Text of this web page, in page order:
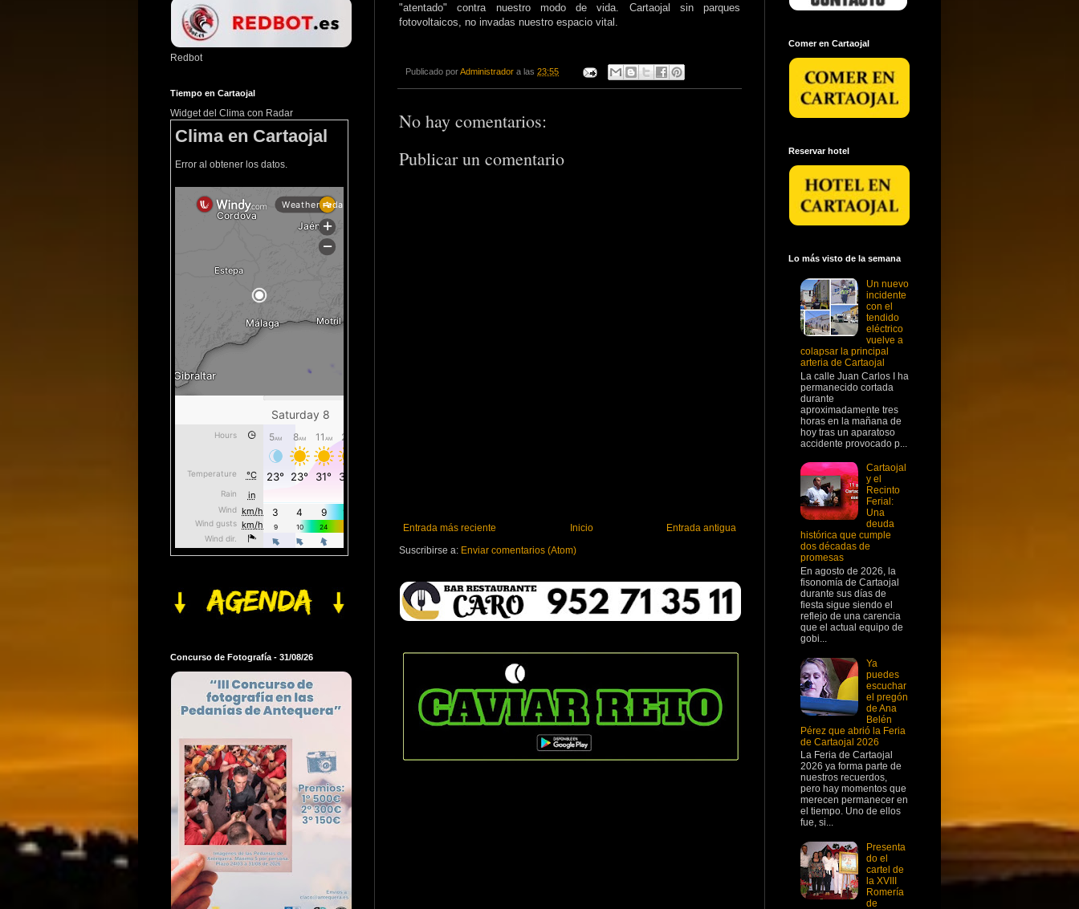
"atentado" contra nuestro modo de vida. Cartaojal sin parques
fotovoltaicos, no invadas nuestro espacio vital.
Publicado porAdministrador a las 23:55
No hay comentarios:
Publicar un comentario
Entrada más reciente Entrada antigua
Inicio
Suscribirse a: Enviar comentarios (Atom)
Redbot
Tiempo en Cartaojal
Widget del Clima con Radar
Clima en Cartaojal
Error al obtener los datos.
Concurso de Fotografía - 31/08/26
Comer en Cartaojal
Reservar hotel
Lo más visto de la semana
Un nuevo
incidente
con el
tendido
eléctrico
vuelve a
colapsar la principal
arteria de Cartaojal
La calle Juan Carlos I ha
permanecido cortada
durante
aproximadamente tres
horas en la mañana de
hoy tras un aparatoso
accidente provocado p...
Cartaojal
y el
Recinto
Ferial:
Una
deuda
histórica que cumple
dos décadas de
promesas
En agosto de 2026, la
fisonomía de Cartaojal
durante sus días de
fiesta sigue siendo el
reflejo de una carencia
que el actual equipo de
gobi...
Ya
puedes
escuchar
el pregón
de Ana
Belén
Pérez que abrió la Feria
de Cartaojal 2026
La Feria de Cartaojal
2026 ya forma parte de
nuestros recuerdos,
pero hay momentos que
merecen permanecer en
el tiempo. Uno de ellos
fue, si...
Presenta
do el
cartel de
la XVIII
Romería
de